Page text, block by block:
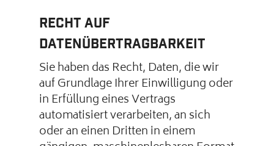
Recht auf
Datenübertragbarkeit
Sie haben das Recht, Daten, die wir
auf Grundlage Ihrer Einwilligung oder
in Erfüllung eines Vertrags
automatisiert verarbeiten, an sich
oder an einen Dritten in einem